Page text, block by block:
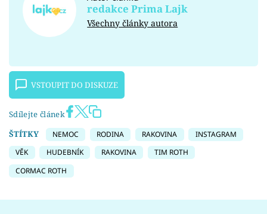
redakce Prima Lajk
Všechny články autora
VSTOUPIT DO DISKUZE
Sdílejte článek
ŠTÍTKY
NEMOC RODINA RAKOVINA
INSTAGRAM
VĚK
HUDEBNÍK RAKOVINA
TIM ROTH
CORMAC ROTH